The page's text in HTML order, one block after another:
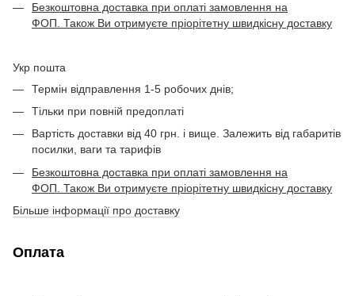
Безкоштовна доставка при оплаті замовлення на
ФОП. Також Ви отримуєте пріорітетну швидкісну доставку
Укр пошта
Термін відправлення 1-5 робочих днів;
Тільки при повній предоплаті
Вартість доставки від 40 грн. і вище. Залежить від габаритів
посилки, ваги та тарифів
Безкоштовна доставка при оплаті замовлення на
ФОП. Також Ви отримуєте пріорітетну швидкісну доставку
Більше інформації про доставку
Оплата